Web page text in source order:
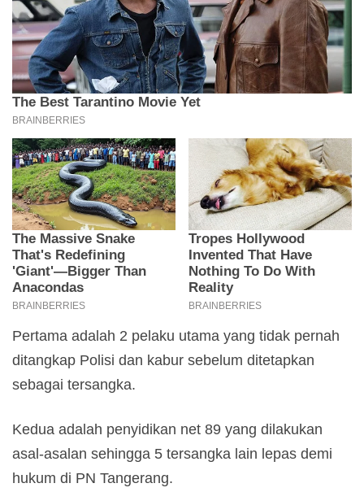
Pertama adalah 2 pelaku utama yang tidak pernah
ditangkap Polisi dan kabur sebelum ditetapkan
sebagai tersangka.
Kedua adalah penyidikan net 89 yang dilakukan
asal-asalan sehingga 5 tersangka lain lepas demi
hukum di PN Tangerang.